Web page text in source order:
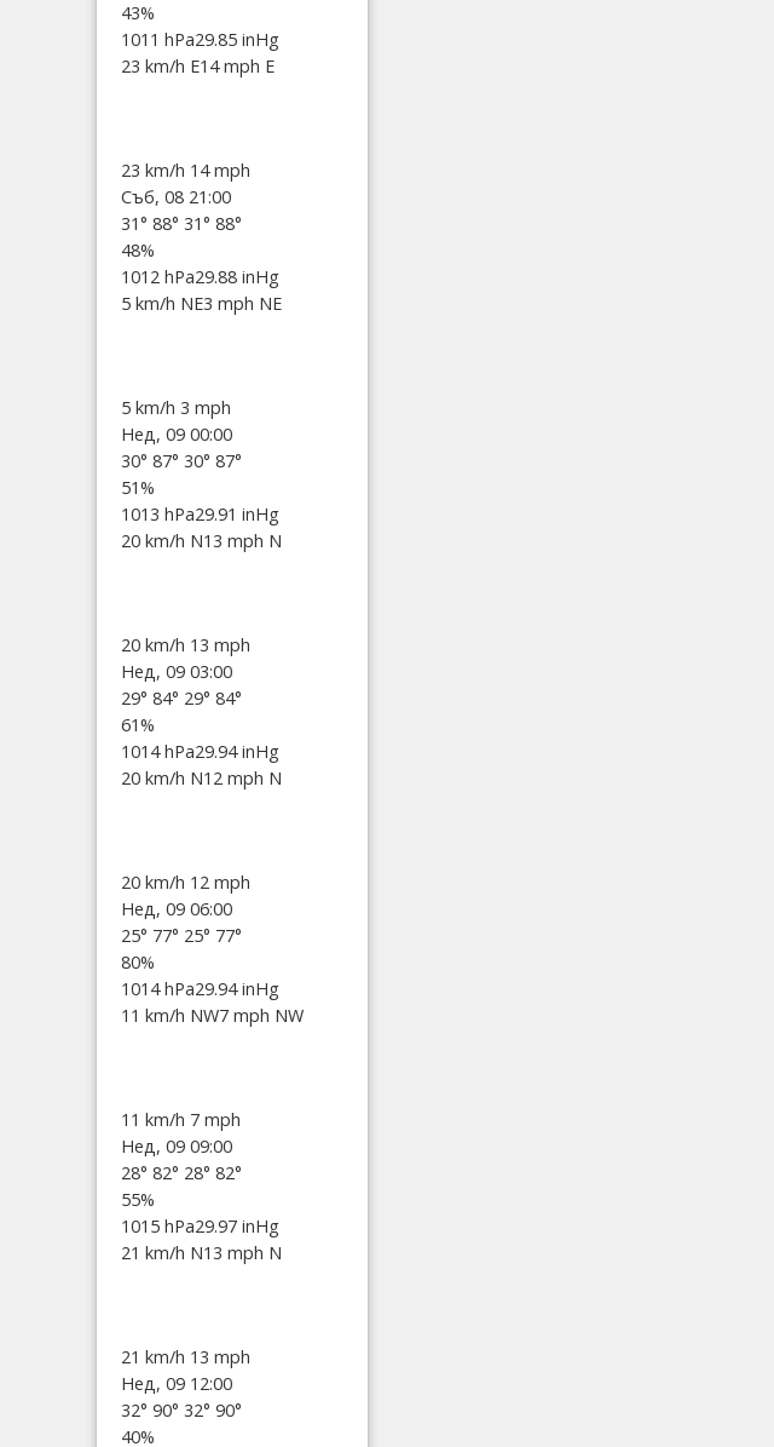
43%
1011 hPa29.85 inHg
23 km/h E14 mph E
23 km/h 14 mph
Съб, 08 21:00
31° 88° 31° 88°
48%
1012 hPa29.88 inHg
5 km/h NE3 mph NE
5 km/h 3 mph
Нед, 09 00:00
30° 87° 30° 87°
51%
1013 hPa29.91 inHg
20 km/h N13 mph N
20 km/h 13 mph
Нед, 09 03:00
29° 84° 29° 84°
61%
1014 hPa29.94 inHg
20 km/h N12 mph N
20 km/h 12 mph
Нед, 09 06:00
25° 77° 25° 77°
80%
1014 hPa29.94 inHg
11 km/h NW7 mph NW
11 km/h 7 mph
Нед, 09 09:00
28° 82° 28° 82°
55%
1015 hPa29.97 inHg
21 km/h N13 mph N
21 km/h 13 mph
Нед, 09 12:00
32° 90° 32° 90°
40%